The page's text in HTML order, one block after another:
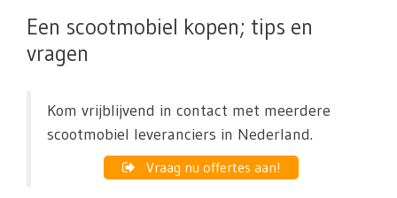
Een scootmobiel kopen; tips en
vragen
Kom vrijblijvend in contact met meerdere
scootmobiel leveranciers in Nederland.
Vraag nu offertes aan!